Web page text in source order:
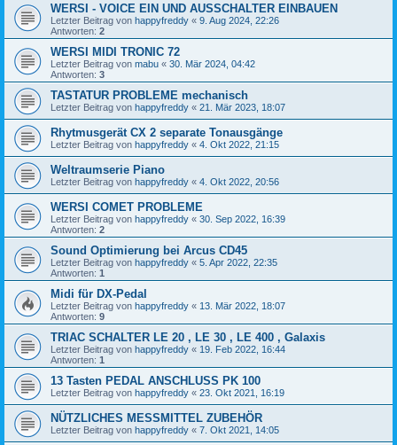
WERSI - VOICE EIN UND AUSSCHALTER EINBAUEN
Letzter Beitrag von happyfreddy « 9. Aug 2024, 22:26
Antworten: 2
WERSI MIDI TRONIC 72
Letzter Beitrag von mabu « 30. Mär 2024, 04:42
Antworten: 3
TASTATUR PROBLEME mechanisch
Letzter Beitrag von happyfreddy « 21. Mär 2023, 18:07
Rhytmusgerät CX 2 separate Tonausgänge
Letzter Beitrag von happyfreddy « 4. Okt 2022, 21:15
Weltraumserie Piano
Letzter Beitrag von happyfreddy « 4. Okt 2022, 20:56
WERSI COMET PROBLEME
Letzter Beitrag von happyfreddy « 30. Sep 2022, 16:39
Antworten: 2
Sound Optimierung bei Arcus CD45
Letzter Beitrag von happyfreddy « 5. Apr 2022, 22:35
Antworten: 1
Midi für DX-Pedal
Letzter Beitrag von happyfreddy « 13. Mär 2022, 18:07
Antworten: 9
TRIAC SCHALTER LE 20 , LE 30 , LE 400 , Galaxis
Letzter Beitrag von happyfreddy « 19. Feb 2022, 16:44
Antworten: 1
13 Tasten PEDAL ANSCHLUSS PK 100
Letzter Beitrag von happyfreddy « 23. Okt 2021, 16:19
NÜTZLICHES MESSMITTEL ZUBEHÖR
Letzter Beitrag von happyfreddy « 7. Okt 2021, 14:05